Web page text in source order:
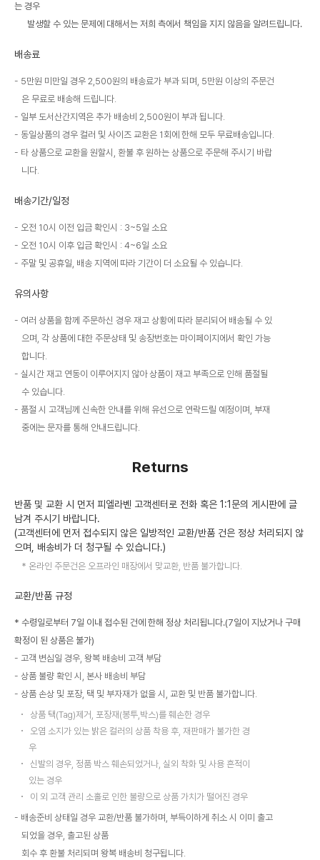
는 경우
발생할 수 있는 문제에 대해서는 저희 측에서 책임을 지지 않음을 알려드립니다.
배송료
5만원 미만일 경우 2,500원의 배송료가 부과 되며, 5만원 이상의 주문건
은 무료로 배송해 드립니다.
일부 도서산간지역은 추가 배송비 2,500원이 부과 됩니다.
동일상품의 경우 컬러 및 사이즈 교환은 1회에 한해 모두 무료배송입니다.
타 상품으로 교환을 원할시, 환불 후 원하는 상품으로 주문해 주시기 바랍
니다.
배송기간/일정
오전 10시 이전 입금 확인시 : 3~5일 소요
오전 10시 이후 입금 확인시 : 4~6일 소요
주말 및 공휴일, 배송 지역에 따라 기간이 더 소요될 수 있습니다.
유의사항
여러 상품을 함께 주문하신 경우 재고 상황에 따라 분리되어 배송될 수 있
으며, 각 상품에 대한 주문상태 및 송장번호는 마이페이지에서 확인 가능
합니다.
실시간 재고 연동이 이루어지지 않아 상품이 재고 부족으로 인해 품절될
수 있습니다.
품절 시 고객님께 신속한 안내를 위해 유선으로 연락드릴 예정이며, 부재
중에는 문자를 통해 안내드립니다.
Returns
반품 및 교환 시 먼저 피엘라벤 고객센터로 전화 혹은 1:1문의 게시판에 글
남겨 주시기 바랍니다.
(고객센터에 먼저 접수되지 않은 일방적인 교환/반품 건은 정상 처리되지 않
으며, 배송비가 더 청구될 수 있습니다.)
온라인 주문건은 오프라인 매장에서 맞교환, 반품 불가합니다.
교환/반품 규정
* 수령일로부터 7일 이내 접수된 건에 한해 정상 처리됩니다.(7일이 지났거나 구매
확정이 된 상품은 불가)
고객 변심일 경우, 왕복 배송비 고객 부담
상품 불량 확인 시, 본사 배송비 부담
상품 손상 및 포장, 택 및 부자재가 없을 시, 교환 및 반품 불가합니다.
상품 택(Tag)제거, 포장재(봉투,박스)를 훼손한 경우
오염 소지가 있는 밝은 컬러의 상품 착용 후, 재판매가 불가한 경
우
신발의 경우, 정품 박스 훼손되었거나, 실외 착화 및 사용 흔적이
있는 경우
이 외 고객 관리 소홀로 인한 불량으로 상품 가치가 떨어진 경우
배송준비 상태일 경우 교환/반품 불가하며, 부득이하게 취소 시 이미 출고
되었을 경우, 출고된 상품
회수 후 환불 처리되며 왕복 배송비 청구됩니다.